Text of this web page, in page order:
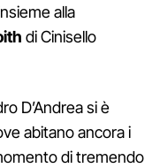
alla
di Cinisello
D’Andrea si è
abitano ancora i
di tremendo